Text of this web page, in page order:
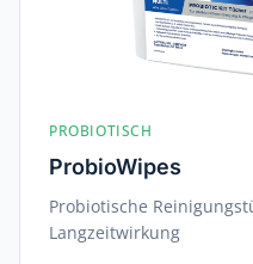
PROBIOTISCH
ProbioWipes
Probiotische
Langzeitwirkung